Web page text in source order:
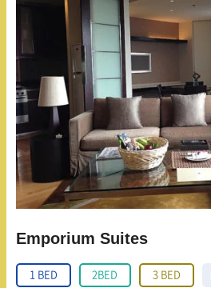
Emporium Suites
1 BED 2BED 3 BED